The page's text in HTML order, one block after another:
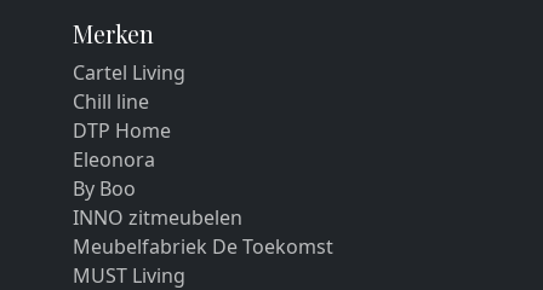
Merken
Cartel Living
Chill line
DTP Home
Eleonora
By Boo
INNO zitmeubelen
Meubelfabriek De Toekomst
MUST Living